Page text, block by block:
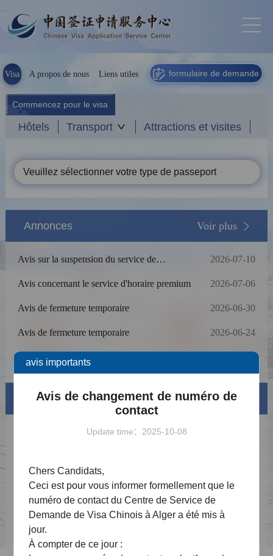
Visa A propos de nous Liens utiles formulaire de demande
Commencez pour le visa
Hôtels Transport Attractions et visites
Veuillez sélectionner votre type de passeport
Annonces Voir plus
Avis sur la suspension du service de
2026-07-10
Avis concernant le service d'horaire premium 2026-07-06
Avis de fermeture temporaire 2026-06-30
Avis de fermeture temporaire 2026-06-24
Avis important – Mise à jour
Visa info
Types de visas et liste de matériel
Exemplaire de formulaire de demande
Téléchargements
FAQ
avis importants
Avis de changement de numéro de
contact
Update time：2025-10-08
Chers Candidats,
Ceci est pour vous informer formellement que le
numéro de contact du Centre de Service de
Demande de Visa Chinois à Alger a été mis à
jour.
À compter de ce jour :